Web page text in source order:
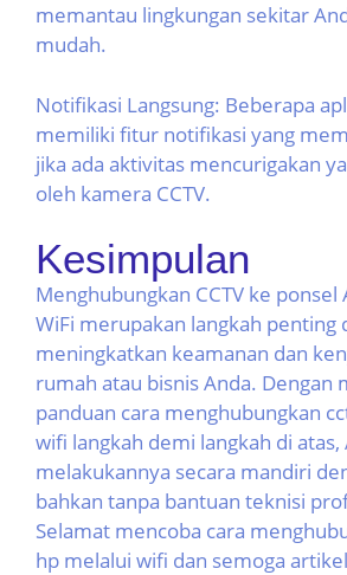
memantau lingkungan sekitar
mudah.
Notifikasi Langsung: Beberapa
memiliki fitur notifikasi yang
jika ada aktivitas mencurigakan
oleh kamera CCTV.
Kesimpulan
Menghubungkan CCTV ke ponsel
WiFi merupakan langkah penting
meningkatkan keamanan dan
rumah atau bisnis Anda. Dengan
panduan cara menghubungkan
wifi langkah demi langkah di atas,
melakukannya secara mandiri
bahkan tanpa bantuan teknisi
Selamat mencoba cara
hp melalui wifi dan semoga